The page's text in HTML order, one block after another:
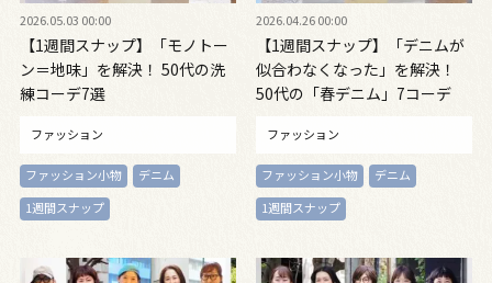
2026.05.03 00:00
【1週間スナップ】「モノトー
ン＝地味」を解決！ 50代の洗
練コーデ7選
ファッション
ファッション小物
デニム
1週間スナップ
2026.04.26 00:00
【1週間スナップ】「デニムが
似合わなくなった」を解決！
50代の「春デニム」7コーデ
ファッション
ファッション小物
デニム
1週間スナップ